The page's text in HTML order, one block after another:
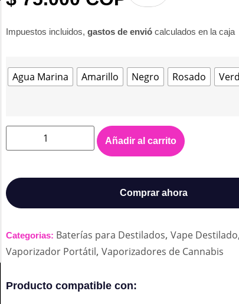
Impuestos incluidos, gastos de envió calculados en la caja
Agua Marina Amarillo Negro Rosado
Añadir al carrito
Comprar ahora
Categorias: Baterías para Destilados, Vape Destilado,
Vaporizador Portátil, Vaporizadores de Cannabis
Producto compatible con: